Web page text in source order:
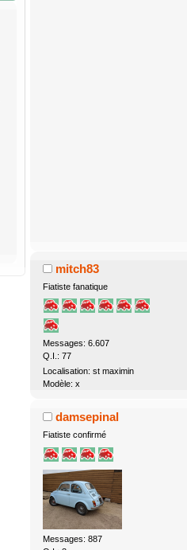
mitch83
Fiatiste fanatique
Messages: 6.607
Q.I.: 77
Localisation: st maximin
Modèle: x
damsepinal
Fiatiste confirmé
Messages: 887